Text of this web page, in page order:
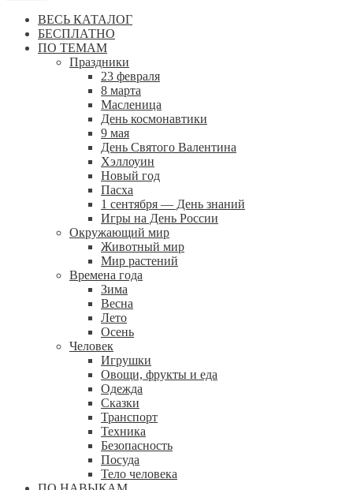
ВЕСЬ КАТАЛОГ
БЕСПЛАТНО
ПО ТЕМАМ
Праздники
23 февраля
8 марта
Масленица
День космонавтики
9 мая
День Святого Валентина
Хэллоуин
Новый год
Пасха
1 сентября — День знаний
Игры на День России
Окружающий мир
Животный мир
Мир растений
Времена года
Зима
Весна
Лето
Осень
Человек
Игрушки
Овощи, фрукты и еда
Одежда
Сказки
Транспорт
Техника
Безопасность
Посуда
Тело человека